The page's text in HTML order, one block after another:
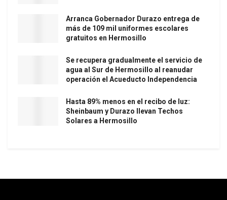
Arranca Gobernador Durazo entrega de
más de 109 mil uniformes escolares
gratuitos en Hermosillo
Se recupera gradualmente el servicio de
agua al Sur de Hermosillo al reanudar
operación el Acueducto Independencia
Hasta 89% menos en el recibo de luz:
Sheinbaum y Durazo llevan Techos
Solares a Hermosillo